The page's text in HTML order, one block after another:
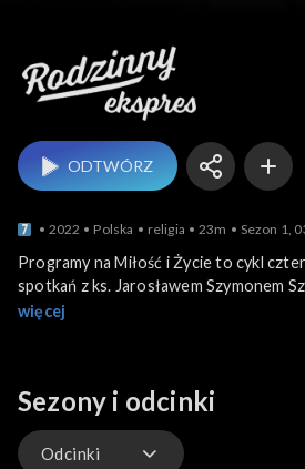
ODTWÓRZ
2022 Polska religia 23m Sezon 1,
Programy na Miłość i Życie to cykl
spotkań z ks. Jarosławem Szymonem
teologii małżeństwa i rodziny,
więcej
Sezony i odcinki
Odcinki